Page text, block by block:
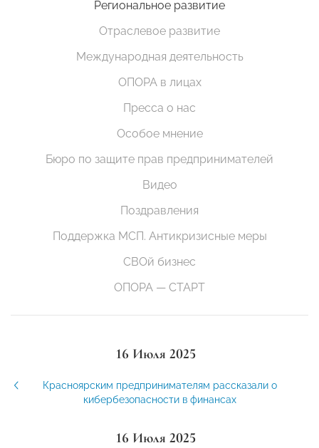
Региональное развитие
Отраслевое развитие
Международная деятельность
ОПОРА в лицах
Пресса о нас
Особое мнение
Бюро по защите прав предпринимателей
Видео
Поздравления
Поддержка МСП. Антикризисные меры
СВОй бизнес
ОПОРА — СТАРТ
16 Июля 2025
Красноярским предпринимателям рассказали о
кибербезопасности в финансах
16 Июля 2025